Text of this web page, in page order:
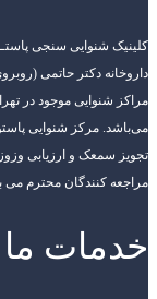
کلینیک شنوایی سنجی
مراکز شنوایی موجود در
می‌باشد. مرکز شنوایی
مراجعه کنندگان محترم می
خدمات ما